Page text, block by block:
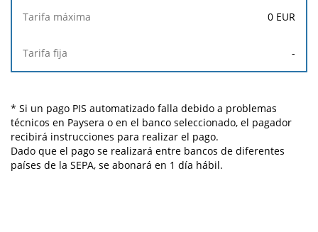
0 EUR
-
* Si un pago PIS automatizado falla debido a problemas
técnicos en Paysera o en el banco seleccionado, el pagador
recibirá instrucciones para realizar el pago.
Dado que el pago se realizará entre bancos de diferentes
países de la SEPA, se abonará en 1 día hábil.